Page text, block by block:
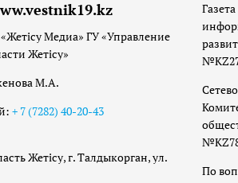
Медиа» ГУ «Управление
Жетісу»
М.А.
+ 7 (7282) 40-20-43
Жетісу, г. Талдыкорган, ул.
По